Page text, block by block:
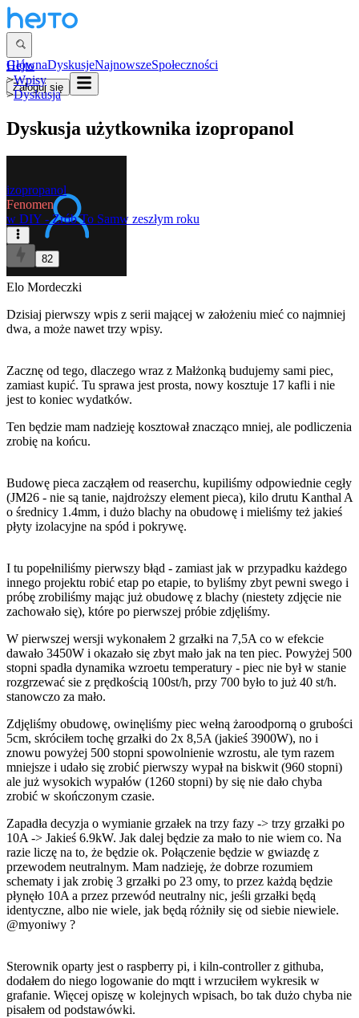
GłównaDyskusjeNajnowszeSpołeczności
Zaloguj się
Hejto
>Wpisy
>Dyskusja
Dyskusja użytkownika izopropanol
izopropanol
Fenomen
w DIY - Zrób To Samw zeszłym roku
82
Elo Mordeczki
Dzisiaj pierwszy wpis z serii mającej w założeniu mieć co najmniej
dwa, a może nawet trzy wpisy.
Zacznę od tego, dlaczego wraz z Małżonką budujemy sami piec,
zamiast kupić. Tu sprawa jest prosta, nowy kosztuje 17 kafli i nie
jest to koniec wydatków.
Ten będzie mam nadzieję kosztował znacząco mniej, ale podliczenia
zrobię na końcu.
Budowę pieca zacząłem od reaserchu, kupiliśmy odpowiednie cegły
(JM26 - nie są tanie, najdroższy element pieca), kilo drutu Kanthal A
o średnicy 1.4mm, i dużo blachy na obudowę i mieliśmy też jakieś
płyty izolacyjne na spód i pokrywę.
I tu popełniliśmy pierwszy błąd - zamiast jak w przypadku każdego
innego projektu robić etap po etapie, to byliśmy zbyt pewni swego i
próbę zrobiliśmy mając już obudowę z blachy (niestety zdjęcie nie
zachowało się), które po pierwszej próbie zdjęliśmy.
W pierwszej wersji wykonałem 2 grzałki na 7,5A co w efekcie
dawało 3450W i okazało się zbyt mało jak na ten piec. Powyżej 500
stopni spadła dynamika wzroetu temperatury - piec nie był w stanie
rozgrzewać sie z prędkością 100st/h, przy 700 było to już 40 st/h.
stanowczo za mało.
Zdjęliśmy obudowę, owinęliśmy piec wełną żaroodporną o grubości
5cm, skróciłem tochę grzałki do 2x 8,5A (jakieś 3900W), no i
znowu powyżej 500 stopni spowolnienie wzrostu, ale tym razem
mniejsze i udało się zrobić pierwszy wypał na biskwit (960 stopni)
ale już wysokich wypałów (1260 stopni) by się nie dało chyba
zrobić w skończonym czasie.
Zapadła decyzja o wymianie grzałek na trzy fazy -> trzy grzałki po
10A -> Jakieś 6.9kW. Jak dalej będzie za mało to nie wiem co. Na
razie liczę na to, że będzie ok. Połączenie będzie w gwiazdę z
przewodem neutralnym. Mam nadzieję, że dobrze rozumiem
schematy i jak zrobię 3 grzałki po 23 omy, to przez każdą będzie
płynęło 10A a przez przewód neutralny nic, jeśli grzałki będą
identyczne, albo nie wiele, jak będą różniły się od siebie niewiele.
@myoniwy ?
Sterownik oparty jest o raspberry pi, i kiln-controller z githuba,
dodałem do niego logowanie do mqtt i wrzuciłem wykresik w
grafanie. Więcej opiszę w kolejnych wpisach, bo tak dużo chyba nie
pisałem od podstawówki.